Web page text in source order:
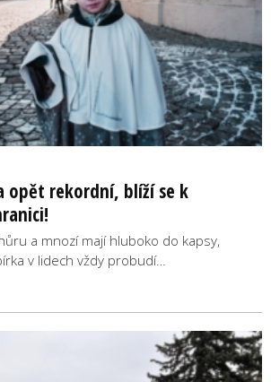
opět rekordní, blíží se k
a mnozí mají hluboko do kapsy,
v lidech vždy probudí…